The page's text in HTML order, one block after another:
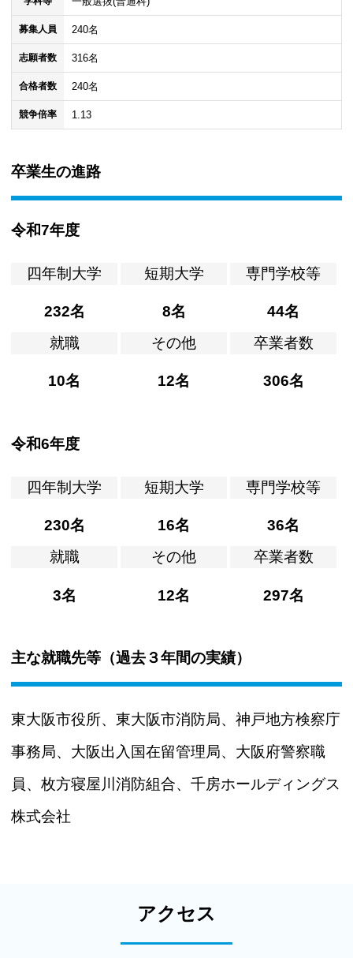
募集人員 240名
志願者数 316名
合格者数 240名
競争倍率 1.13
卒業生の進路
令和7年度
四年制大学
232名
短期大学
8名
専門学校等
44名
就職
10名
その他
12名
卒業者数
306名
令和6年度
四年制大学
230名
短期大学
16名
専門学校等
36名
就職
3名
その他
12名
卒業者数
297名
主な就職先等（過去３年間の実績）
東大阪市役所、東大阪市消防局、神戸地方検察庁
事務局、大阪出入国在留管理局、大阪府警察職
員、枚方寝屋川消防組合、千房ホールディングス
株式会社
アクセス